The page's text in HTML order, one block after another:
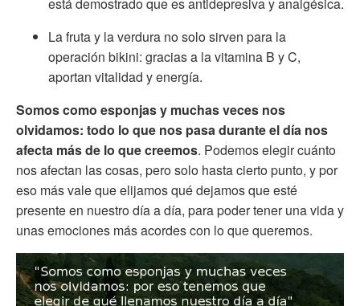
está demostrado que es antidepresiva y analgésica.
La fruta y la verdura no solo sirven para la
operación bikini: gracias a la vitamina B y C,
aportan vitalidad y energía.
Somos como esponjas y muchas veces nos
olvidamos: todo lo que nos pasa durante el día nos
afecta más de lo que creemos. Podemos elegir cuánto
nos afectan las cosas, pero solo hasta cierto punto, y por
eso más vale que elijamos qué dejamos que esté
presente en nuestro día a día, para poder tener una vida y
unas emociones más acordes con lo que queremos.